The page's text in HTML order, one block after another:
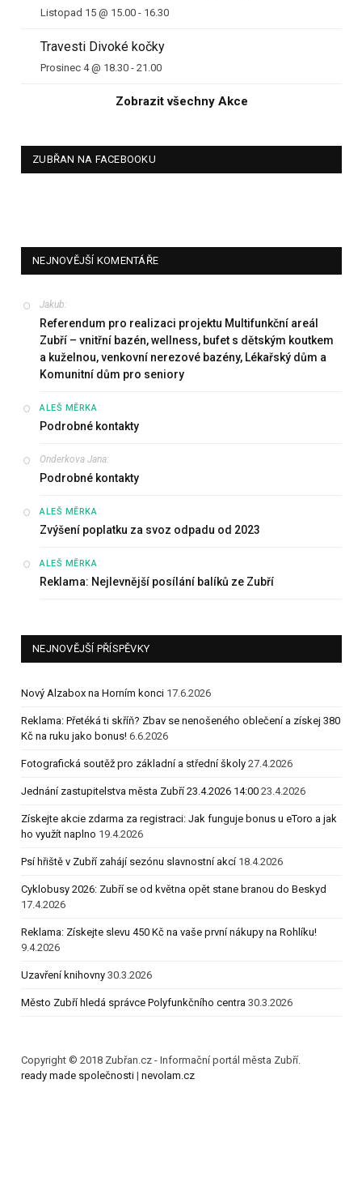
Listopad 15 @ 15.00 - 16.30
Travesti Divoké kočky
Prosinec 4 @ 18.30 - 21.00
Zobrazit všechny Akce
ZUBŘAN NA FACEBOOKU
NEJNOVĚJŠÍ KOMENTÁŘE
Jakub:
Referendum pro realizaci projektu Multifunkční areál
Zubří – vnitřní bazén, wellness, bufet s dětským koutkem
a kuželnou, venkovní nerezové bazény, Lékařský dům a
Komunitní dům pro seniory
ALEŠ MĚRKA:
Podrobné kontakty
Onderkova Jana:
Podrobné kontakty
ALEŠ MĚRKA:
Zvýšení poplatku za svoz odpadu od 2023
ALEŠ MĚRKA:
Reklama: Nejlevnější posílání balíků ze Zubří
NEJNOVĚJŠÍ PŘÍSPĚVKY
Nový Alzabox na Horním konci 17.6.2026
Reklama: Přetéká ti skříň? Zbav se nenošeného oblečení a získej 380
Kč na ruku jako bonus! 6.6.2026
Fotografická soutěž pro základní a střední školy 27.4.2026
Jednání zastupitelstva města Zubří 23.4.2026 14:00 23.4.2026
Získejte akcie zdarma za registraci: Jak funguje bonus u eToro a jak
ho využít naplno 19.4.2026
Psí hřiště v Zubří zahájí sezónu slavnostní akcí 18.4.2026
Cyklobusy 2026: Zubří se od května opět stane branou do Beskyd
17.4.2026
Reklama: Získejte slevu 450 Kč na vaše první nákupy na Rohlíku!
9.4.2026
Uzavření knihovny 30.3.2026
Město Zubří hledá správce Polyfunkčního centra 30.3.2026
Copyright © 2018 Zubřan.cz - Informační portál města Zubří.
ready made společnosti | nevolam.cz